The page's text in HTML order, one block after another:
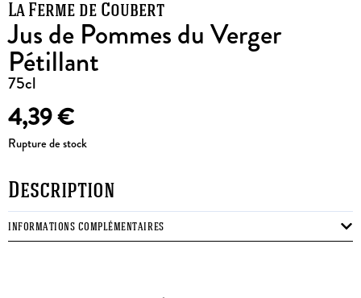
La Ferme de Coubert
Jus de Pommes du Verger
Pétillant
75cl
4,39€
Rupture de stock
Description
INFORMATIONS COMPLÉMENTAIRES